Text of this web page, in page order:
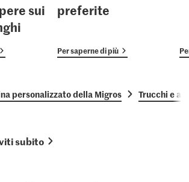
sui
preferite
Per saperne di più
personalizzato della Migros Trucchi e
subito